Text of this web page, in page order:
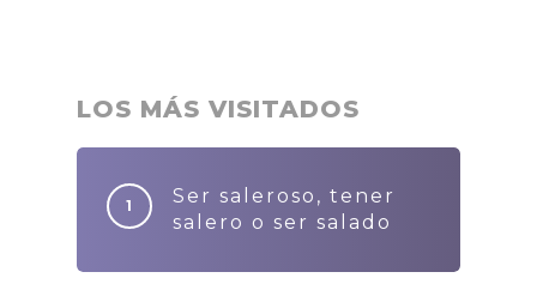
LOS MÁS VISITADOS
Ser saleroso, tener
salero o ser salado